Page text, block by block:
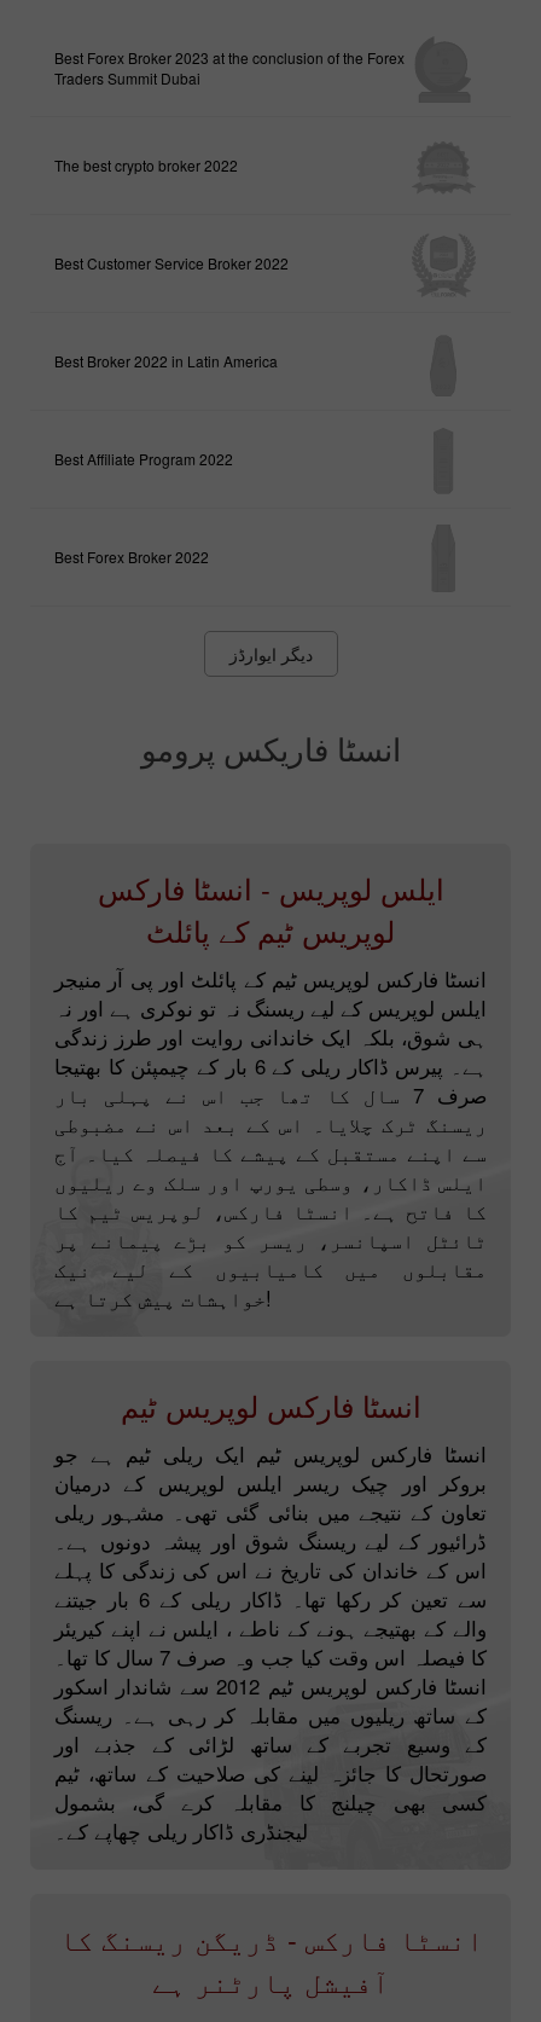
Best Forex Broker 2023 at the conclusion of the Forex
Traders Summit Dubai
The best crypto broker 2022
Best Customer Service Broker 2022
Best Broker 2022 in Latin America
Best Affiliate Program 2022
Best Forex Broker 2022
دیگر ایوارڈز
انسٹا فاریکس پرومو
ایلس لوپریس - انسٹا فارکس
لوپریس ٹیم کے پائلٹ
انسٹا فارکس لوپریس ٹیم کے پائلٹ اور پی آر منیجر
ایلس لوپریس کے لیے ریسنگ نہ تو نوکری ہے اور نہ
ہی شوق، بلکہ ایک خاندانی روایت اور طرز زندگی
ہے۔ پیرس ڈاکار ریلی کے 6 بار کے چیمپئن کا بھتیجا
صرف 7 سال کا تھا جب اس نے پہلی بار
ریسنگ ٹرک چلایا۔ اس کے بعد اس نے مضبوطی
سے اپنے مستقبل کے پیشے کا فیصلہ کیا۔ آج
ایلس ڈاکار، وسطی یورپ اور سلک وے ریلیوں
کا فاتح ہے۔ انسٹا فارکس، لوپریس ٹیم کا
ٹائٹل اسپانسر، ریسر کو بڑے پیمانے پر
مقابلوں میں کامیابیوں کے لیے نیک
خواہشات پیش کرتا ہے!
انسٹا فارکس لوپریس ٹیم
انسٹا فارکس لوپریس ٹیم ایک ریلی ٹیم ہے جو
بروکر اور چیک ریسر ایلس لوپریس کے درمیان
تعاون کے نتیجے میں بنائی گئی تھی۔ مشہور ریلی
ڈرائیور کے لیے ریسنگ شوق اور پیشہ دونوں ہے۔
اس کے خاندان کی تاریخ نے اس کی زندگی کا پہلے
سے تعین کر رکھا تھا۔ ڈاکار ریلی کے 6 بار جیتنے
والے کے بھتیجے ہونے کے ناطے ، ایلس نے اپنے کیریئر
کا فیصلہ اس وقت کیا جب وہ صرف 7 سال کا تھا۔
انسٹا فارکس لوپریس ٹیم 2012 سے شاندار اسکور
کے ساتھ ریلیوں میں مقابلہ کر رہی ہے۔ ریسنگ
کے وسیع تجربے کے ساتھ لڑائی کے جذبے اور
صورتحال کا جائزہ لینے کی صلاحیت کے ساتھ، ٹیم
کسی بھی چیلنج کا مقابلہ کرے گی، بشمول
لیجنڈری ڈاکار ریلی چھاپے کے۔
انسٹا فارکس - ڈریگن ریسنگ کا
آفیشل پارٹنر ہے